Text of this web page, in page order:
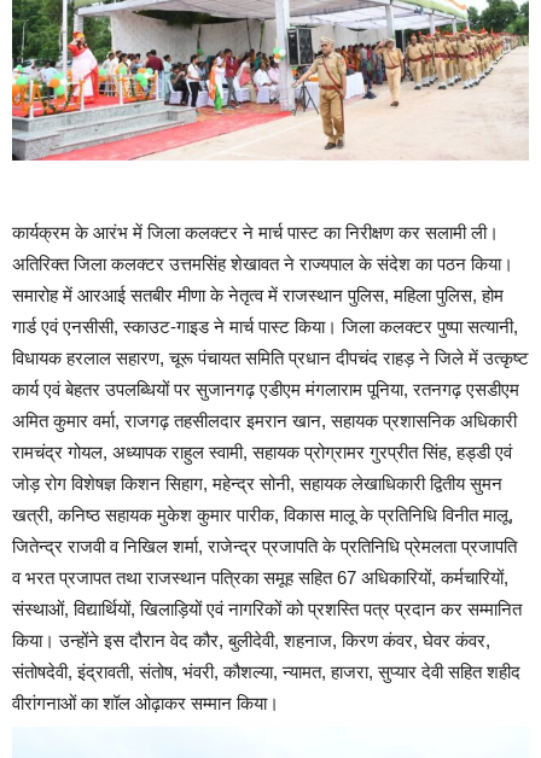
कार्यक्रम के आरंभ में जिला कलक्टर ने मार्च पास्ट का निरीक्षण कर सलामी ली।
अतिरिक्त जिला कलक्टर उत्तमसिंह शेखावत ने राज्यपाल के संदेश का पठन किया।
समारोह में आरआई सतबीर मीणा के नेतृत्व में राजस्थान पुलिस, महिला पुलिस, होम
गार्ड एवं एनसीसी, स्काउट-गाइड ने मार्च पास्ट किया। जिला कलक्टर पुष्पा सत्यानी,
विधायक हरलाल सहारण, चूरू पंचायत समिति प्रधान दीपचंद राहड़ ने जिले में उत्कृष्ट
कार्य एवं बेहतर उपलब्धियों पर सुजानगढ़ एडीएम मंगलाराम पूनिया, रतनगढ़ एसडीएम
अमित कुमार वर्मा, राजगढ़ तहसीलदार इमरान खान, सहायक प्रशासनिक अधिकारी
रामचंद्र गोयल, अध्यापक राहुल स्वामी, सहायक प्रोग्रामर गुरप्रीत सिंह, हड्डी एवं
जोड़ रोग विशेषज्ञ किशन सिहाग, महेन्द्र सोनी, सहायक लेखाधिकारी द्वितीय सुमन
खत्री, कनिष्ठ सहायक मुकेश कुमार पारीक, विकास मालू के प्रतिनिधि विनीत मालू,
जितेन्द्र राजवी व निखिल शर्मा, राजेन्द्र प्रजापति के प्रतिनिधि प्रेमलता प्रजापति
व भरत प्रजापत तथा राजस्थान पत्रिका समूह सहित 67 अधिकारियों, कर्मचारियों,
संस्थाओं, विद्यार्थियों, खिलाड़ियों एवं नागरिकों को प्रशस्ति पत्र प्रदान कर सम्मानित
किया। उन्होंने इस दौरान वेद कौर, बुलीदेवी, शहनाज, किरण कंवर, घेवर कंवर,
संतोषदेवी, इंद्रावती, संतोष, भंवरी, कौशल्या, न्यामत, हाजरा, सुप्यार देवी सहित शहीद
वीरांगनाओं का शॉल ओढ़ाकर सम्मान किया।